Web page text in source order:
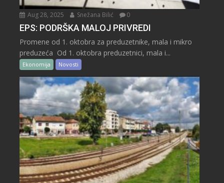
Aug 28, 2025 Snežana Bilić 0
EPS: PODRŠKA MALOJ PRIVREDI
Promene od 1. oktobra za preduzetnike, mala i mikro
preduzeća Od 1. oktobra preduzetnici, mala i...
Ekonomija Novosti